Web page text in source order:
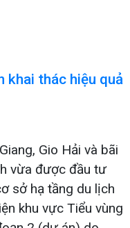
khai thác hiệu quả
Gio Hải và bãi
vừa được đầu tư
sở hạ tầng du lịch
khu vực Tiểu vùng